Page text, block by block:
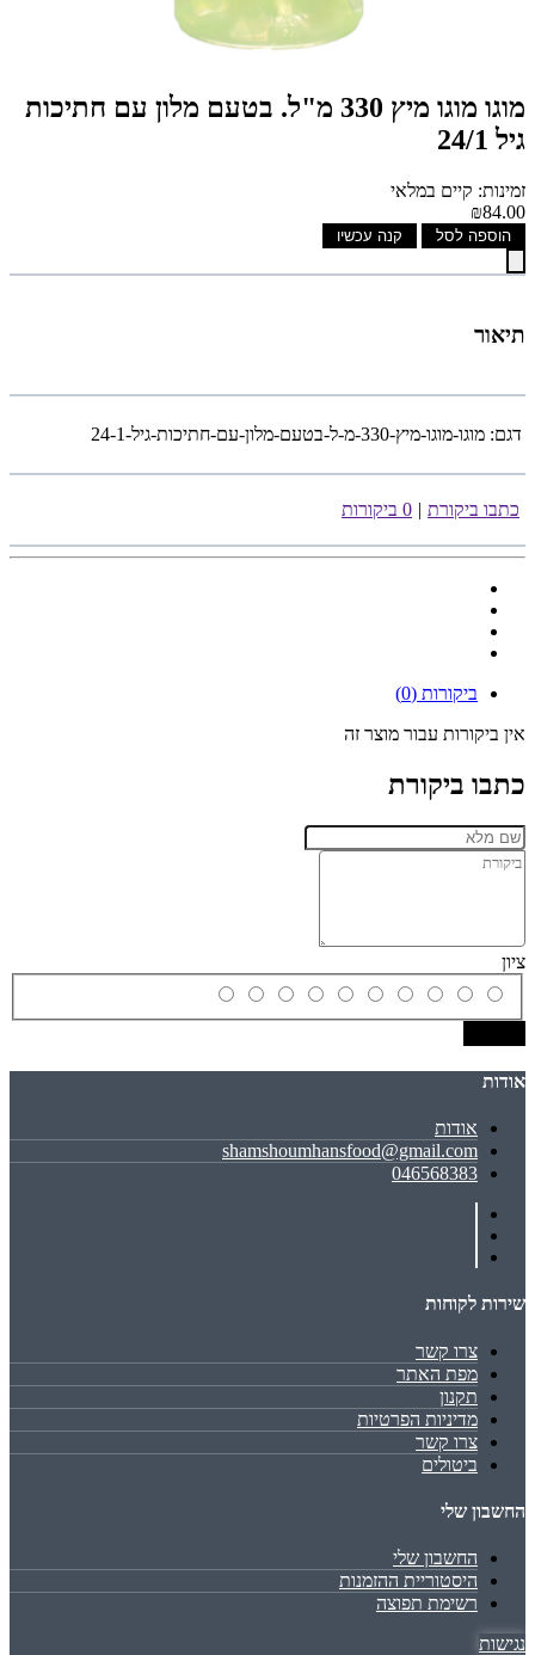
מוגו מוגו מיץ 330 מ"ל. בטעם מלון עם חתיכות
גיל 24/1
זמינות: קיים במלאי
₪84.00
הוספה לסל קנה עכשיו
תיאור
דגם: מוגו-מוגו-מיץ-330-מ-ל-בטעם-מלון-עם-חתיכות-גיל-24-1
כתבו ביקורת | 0 ביקורות
ביקורות (0)
אין ביקורות עבור מוצר זה
כתבו ביקורת
ציון
אודות
אודות
shamshoumhansfood@gmail.com
046568383
שירות לקוחות
צרו קשר
מפת האתר
תקנון
מדיניות הפרטיות
צרו קשר
ביטולים
החשבון שלי
החשבון שלי
היסטוריית ההזמנות
רשימת תפוצה
נגישות